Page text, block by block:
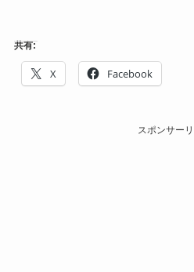
共有:
X Facebook
スポンサー